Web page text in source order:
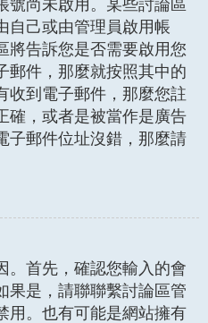
號尚未啟用。某些討論區
自己或由管理員啟用帳
將告訴您是否需要啟用您
郵件，那麼就按照其中的
收到電子郵件，那麼您註
確，或者是被當作是廣告
子郵件位址沒錯，那麼請
。首先，確認您輸入的會
果是，請聯聯繫討論區管
用。也有可能是網站擁有